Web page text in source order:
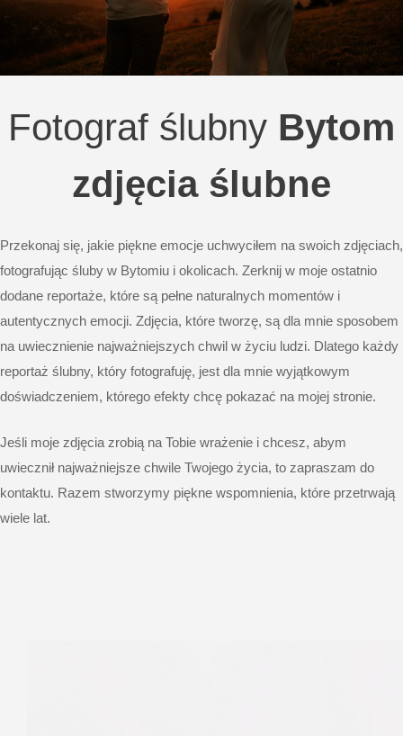
Fotograf ślubny Bytom
zdjęcia ślubne
Przekonaj się, jakie piękne emocje uchwyciłem na swoich zdjęciach,
fotografując śluby w Bytomiu i okolicach. Zerknij w moje ostatnio
dodane reportaże, które są pełne naturalnych momentów i
autentycznych emocji. Zdjęcia, które tworzę, są dla mnie sposobem
na uwiecznienie najważniejszych chwil w życiu ludzi. Dlatego każdy
reportaż ślubny, który fotografuję, jest dla mnie wyjątkowym
doświadczeniem, którego efekty chcę pokazać na mojej stronie.
Jeśli moje zdjęcia zrobią na Tobie wrażenie i chcesz, abym
uwiecznił najważniejsze chwile Twojego życia, to zapraszam do
kontaktu. Razem stworzymy piękne wspomnienia, które przetrwają
wiele lat.